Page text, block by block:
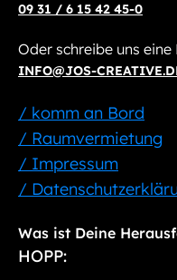
09 31 / 6 15 42 45-0
Oder schreibe uns eine
INFO@JOS-
/ komm an Bord
/ Raumvermietung
/ Impressum
/
Was ist Deine
HOPP: